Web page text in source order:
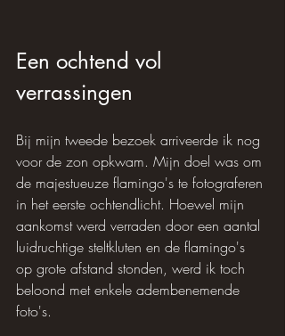
Een ochtend vol
verrassingen
Bij mijn tweede bezoek arriveerde ik nog
voor de zon opkwam. Mijn doel was om
de majestueuze flamingo's te fotograferen
in het eerste ochtendlicht. Hoewel mijn
aankomst werd verraden door een aantal
luidruchtige steltkluten en de flamingo's
op grote afstand stonden, werd ik toch
beloond met enkele adembenemende
foto's.